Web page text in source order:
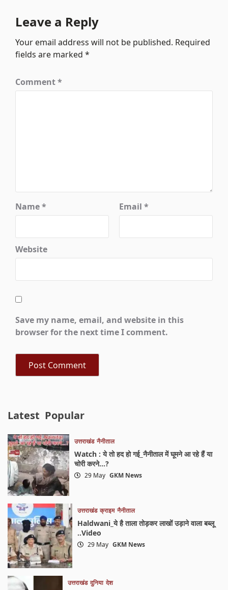
Leave a Reply
Your email address will not be published. Required
fields are marked*
Comment*
Name* Email *
Website
Save my name, email, and website in this
browser for the next time I comment.
Latest Popular
उत्तराखंड नैनीताल
Watch : ये तो हद हो गई_नैनीताल में घूमने आ रहे हैं या
चोरी करने…?
29 May GKM News
उत्तराखंड क्राइम नैनीताल
Haldwani_ये है ताला तोड़कर लाखों उड़ाने वाला बब्लू
..Video
29 May GKM News
उत्तराखंड दुनिया देश